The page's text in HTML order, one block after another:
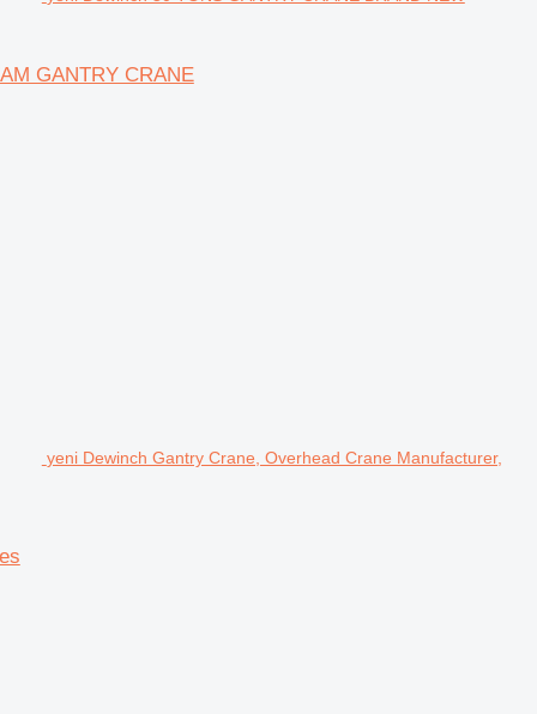
GANTRY CRANE
yeni Dewinch Gantry Crane, Overhead Crane Manufacturer,